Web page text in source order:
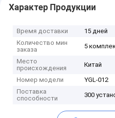
Характер Продукции
Время доставки
15 дней
Количество мин
заказа
5
Место
происхождения
Китай
Номер модели
YGL-012
Поставка
способности
300